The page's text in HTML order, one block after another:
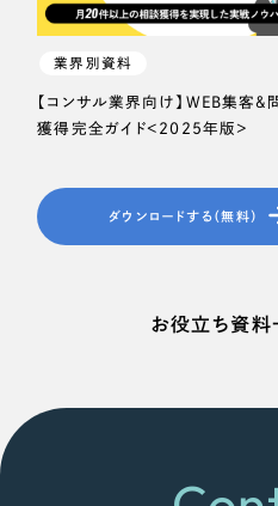
業界別資料
【コンサル業界向け】WEB集客＆
獲得完全ガイド＜2025年版＞
ダウンロードする（無料）
お役立ち資料